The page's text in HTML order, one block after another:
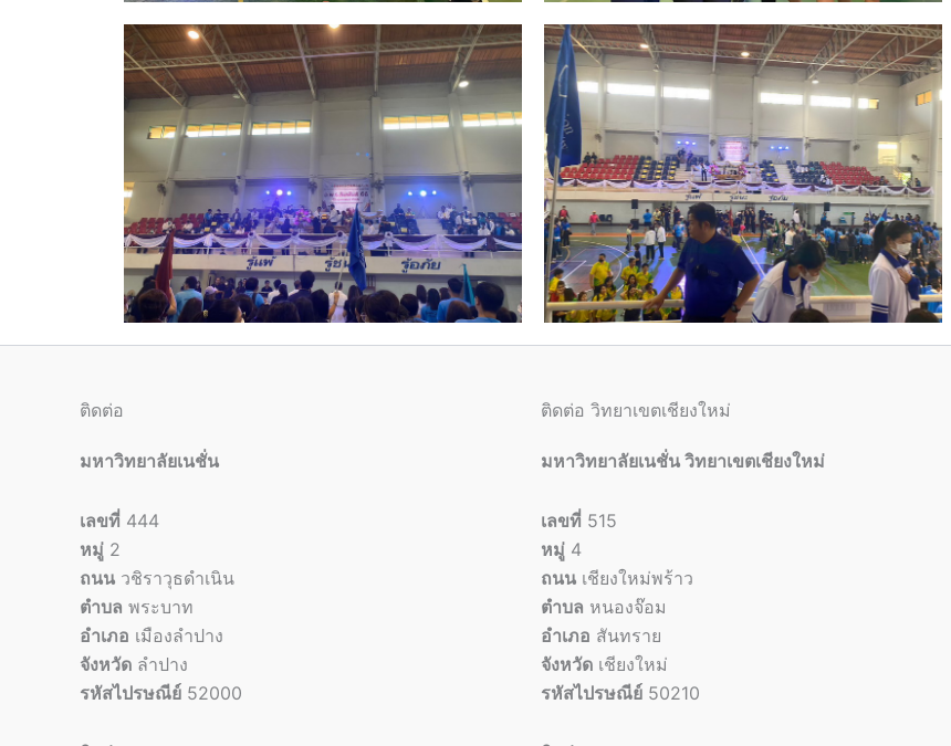
ติดต่อ
มหาวิทยาลัยเนชั่น
เลขที่ 444
หมู่ 2
ถนน วชิราวุธดำเนิน
ตำบล พระบาท
อำเภอ เมืองลำปาง
จังหวัด ลำปาง
รหัสไปรษณีย์ 52000
ติดต่อ วิทยาเขตเชียงใหม่
มหาวิทยาลัยเนชั่น วิทยาเขตเชียงใหม่
เลขที่ 515
หมู่4
ถนนเชียงใหม่พร้าว
ตำบล หนองจ๊อม
อำเภอ สันทราย
จังหวัดเชียงใหม่
รหัสไปรษณีย์50210